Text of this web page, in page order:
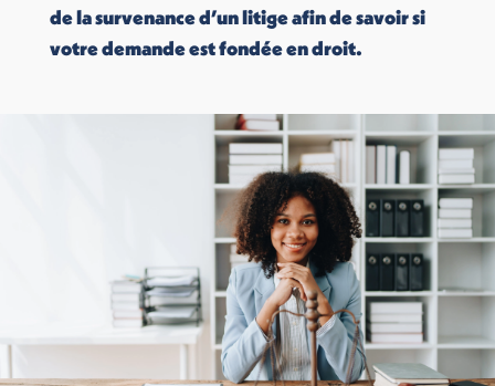
de la survenance d’un litige afin de savoir si
votre demande est fondée en droit.